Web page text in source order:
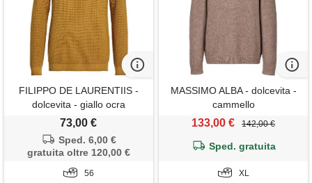
FILIPPO DE LAURENTIIS -
dolcevita - giallo ocra
73,00 €
Sped. 6,00 €
gratuita oltre 120,00 €
56
MASSIMO ALBA - dolcevita -
cammello
133,00 € 142,00 €
Sped. gratuita
XL